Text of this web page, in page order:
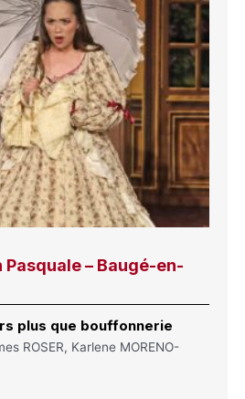
Pasquale – Baugé-en-
plus que bouffonnerie
ROSER, Karlene MORENO-